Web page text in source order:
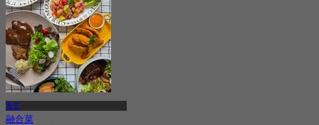
考艾
融合菜